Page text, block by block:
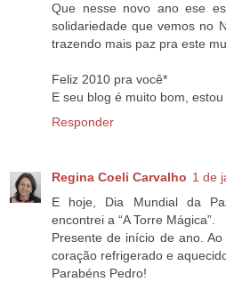
Que nesse novo ano ese
solidariedade que vemos no
trazendo mais paz pra este
Feliz 2010 pra você*
E seu blog é muito bom,
Responder
Regina Coeli Carvalho 1 de
E hoje, Dia Mundial da
encontrei a “A Torre Mágica”.
Presente de início de ano.
coração refrigerado e
Parabéns Pedro!